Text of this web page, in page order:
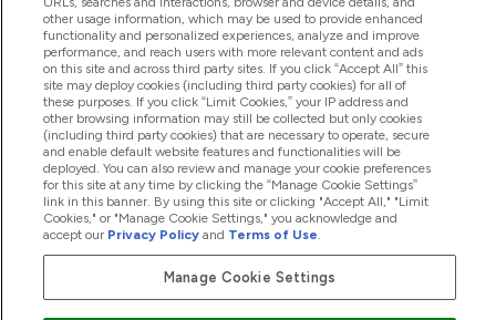
会社概要
特典＆ポイント
2026 The Hut.com Ltd
other usage information, which may be used to provide enhanced
functionality and personalized experiences, analyze and improve
performance, and reach users with more relevant content and ads
on this site and across third party sites. If you click “Accept All” this
site may deploy cookies (including third party cookies) for all of
these purposes. If you click “Limit Cookies,” your IP address and
other browsing information may still be collected but only cookies
(including third party cookies) that are necessary to operate, secure
and enable default website features and functionalities will be
deployed. You can also review and manage your cookie preferences
for this site at any time by clicking the “Manage Cookie Settings”
link in this banner. By using this site or clicking "Accept All," "Limit
Cookies," or "Manage Cookie Settings," you acknowledge and
accept our Privacy Policyand Terms of Use.
Manage Cookie Settings